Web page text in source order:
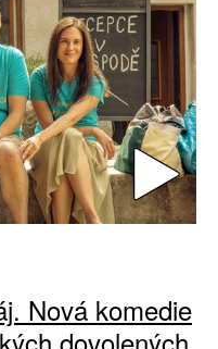
Nová komedie